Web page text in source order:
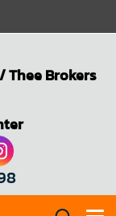
/Thee Brokers